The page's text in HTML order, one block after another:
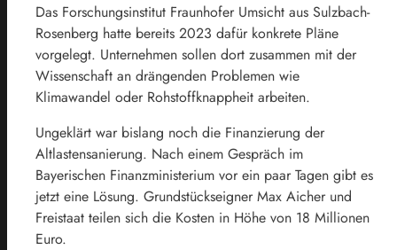
Das Forschungsinstitut Fraunhofer Umsicht aus Sulzbach-
Rosenberg hatte bereits 2023 dafür konkrete Pläne
vorgelegt. Unternehmen sollen dort zusammen mit der
Wissenschaft an drängenden Problemen wie
Klimawandel oder Rohstoffknappheit arbeiten.
Ungeklärt war bislang noch die Finanzierung der
Altlastensanierung. Nach einem Gespräch im
Bayerischen Finanzministerium vor ein paar Tagen gibt es
jetzt eine Lösung. Grundstückseigner Max Aicher und
Freistaat teilen sich die Kosten in Höhe von 18 Millionen
Euro.